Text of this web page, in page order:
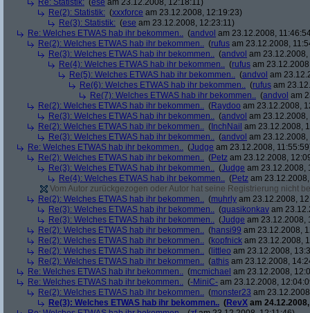
Re: Statistik: (ese am 23.12.2008, 12:18:11)
Re(2): Statistik: (xxxforce am 23.12.2008, 12:19:23)
Re(3): Statistik: (ese am 23.12.2008, 12:23:11)
Re: Welches ETWAS hab ihr bekommen.. (andvol am 23.12.2008,
Re(2): Welches ETWAS hab ihr bekommen.. (rufus am 23.12.2008,
Re(3): Welches ETWAS hab ihr bekommen.. (andvol am
Re(4): Welches ETWAS hab ihr bekommen.. (rufus am
Re(5): Welches ETWAS hab ihr bekommen.. (andvol am
Re(6): Welches ETWAS hab ihr bekommen.. (rufus am
Re(7): Welches ETWAS hab ihr bekommen.. (andvol am
Re(2): Welches ETWAS hab ihr bekommen.. (Raydoo am 23.12.2008,
Re(3): Welches ETWAS hab ihr bekommen.. (andvol am
Re(2): Welches ETWAS hab ihr bekommen.. ( InchNail am 23.12.2008,
Re(3): Welches ETWAS hab ihr bekommen.. (andvol am
Re: Welches ETWAS hab ihr bekommen.. (Judge am 23.12.2008,
Re(2): Welches ETWAS hab ihr bekommen.. (Petz am 23.12.2008,
Re(3): Welches ETWAS hab ihr bekommen.. (Judge am 23.12.2008,
Re(4): Welches ETWAS hab ihr bekommen.. (Petz am
Vom Autor zurückgezogen oder Autor hat seine Registrierung nicht
Re(2): Welches ETWAS hab ihr bekommen.. (muhrly am 23.12.2008,
Re(3): Welches ETWAS hab ihr bekommen.. (quasikonkav am
Re(3): Welches ETWAS hab ihr bekommen.. (Judge am 23.12.2008,
Re(2): Welches ETWAS hab ihr bekommen.. (hansi99 am 23.12.2008,
Re(2): Welches ETWAS hab ihr bekommen.. (kopfnick am 23.12.2008,
Re(2): Welches ETWAS hab ihr bekommen.. ( littleo am 23.12.2008,
Re(2): Welches ETWAS hab ihr bekommen.. (athis am 23.12.2008,
Re: Welches ETWAS hab ihr bekommen.. (mcmichael am 23.12.2008,
Re: Welches ETWAS hab ihr bekommen.. (-MiniC- am 23.12.2008,
Re(2): Welches ETWAS hab ihr bekommen.. (monster23 am
Re(3): Welches ETWAS hab ihr bekommen.. (RevX am